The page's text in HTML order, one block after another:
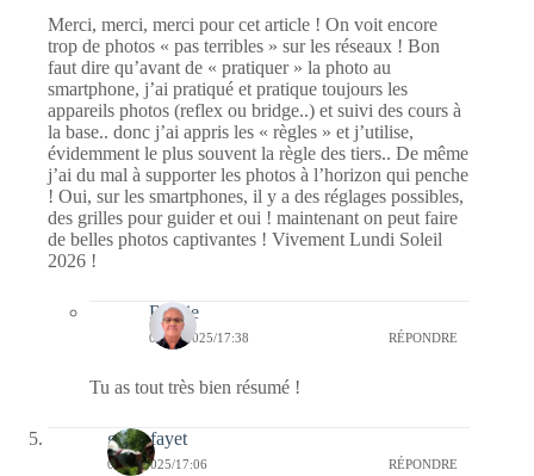
Merci, merci, merci pour cet article ! On voit encore
trop de photos « pas terribles » sur les réseaux ! Bon
faut dire qu’avant de « pratiquer » la photo au
smartphone, j’ai pratiqué et pratique toujours les
appareils photos (reflex ou bridge..) et suivi des cours à
la base.. donc j’ai appris les « règles » et j’utilise,
évidemment le plus souvent la règle des tiers.. De même
j’ai du mal à supporter les photos à l’horizon qui penche
! Oui, sur les smartphones, il y a des réglages possibles,
des grilles pour guider et oui ! maintenant on peut faire
de belles photos captivantes ! Vivement Lundi Soleil
2026 !
Bernie
08/12/2025/17:38 RÉPONDRE
Tu as tout très bien résumé !
giselefayet
06/12/2025/17:06 RÉPONDRE